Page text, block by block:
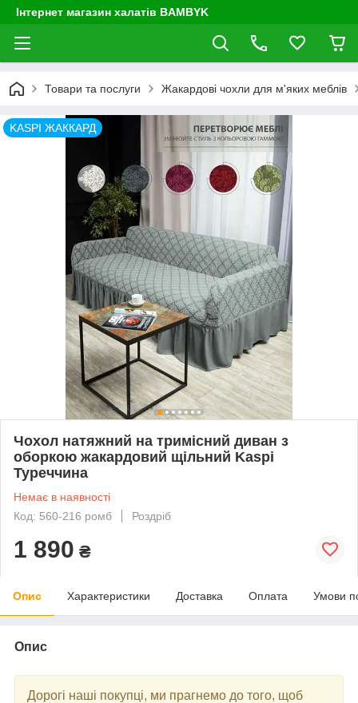
Інтернет магазин халатів BAMBYK
Товари та послуги Жакардові чохли для м'яких меблів
KASPI ЖАККАРД
Чохол натяжний на тримісний диван з
оборкою жакардовий щільний Kaspi
Туреччина
Немає в наявності
Код: 560-216 ромб
Роздріб
1 890 ₴
Опис Характеристики Доставка Оплата Умови
Опис
Дорогі наші покупці, ми прагнемо до того, щоб